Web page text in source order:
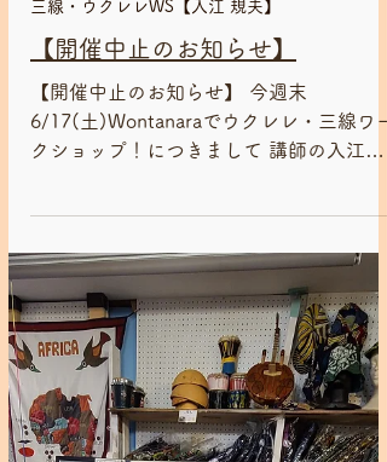
2023年6月14日
三線・ウクレレWS【入江 規夫】
6/17(土)Wontanaraでウクレレ・三線ワー
クショップ！につきまして 講師の入江先
生の体調不良により急遽中止させていただ
くこととなりました。 ご予約いただきま
した皆様には、多大なご迷惑をおかけし誠
に申し訳ありませんが、何卒ご理解とご了
承...